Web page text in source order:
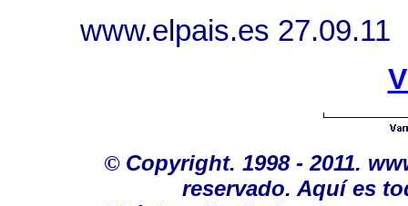
www.elpais.es 27.09.11
© Copyright. 1998 - 2011.
reservado. Aquí es